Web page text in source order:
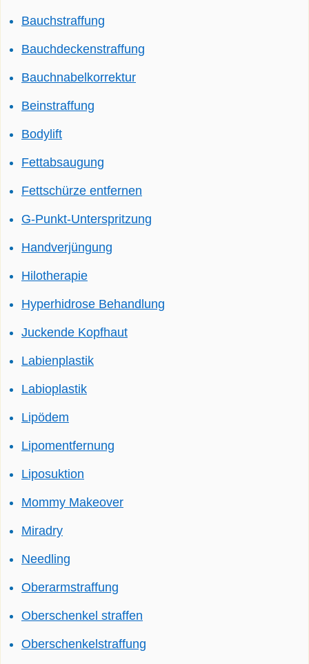
Bauchstraffung
Bauchdeckenstraffung
Bauchnabelkorrektur
Beinstraffung
Bodylift
Fettabsaugung
Fettschürze entfernen
G-Punkt-Unterspritzung
Handverjüngung
Hilotherapie
Hyperhidrose Behandlung
Juckende Kopfhaut
Labienplastik
Labioplastik
Lipödem
Lipomentfernung
Liposuktion
Mommy Makeover
Miradry
Needling
Oberarmstraffung
Oberschenkel straffen
Oberschenkelstraffung